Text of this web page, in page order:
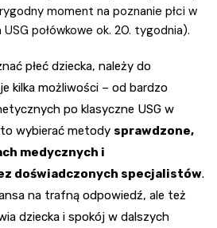
moment na poznanie płci w
USG połówkowe ok. 20. tygodnia).
płeć dziecka, należy do
kilka możliwości – od bardzo
po klasyczne USG w
wybierać metody sprawdzone,
medycznych i
doświadczonych specjalistów.
na trafną odpowiedź, ale też
dziecka i spokój w dalszych